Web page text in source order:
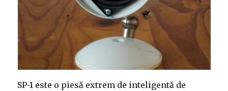
SP-1 este o piesă extrem de inteligentă de